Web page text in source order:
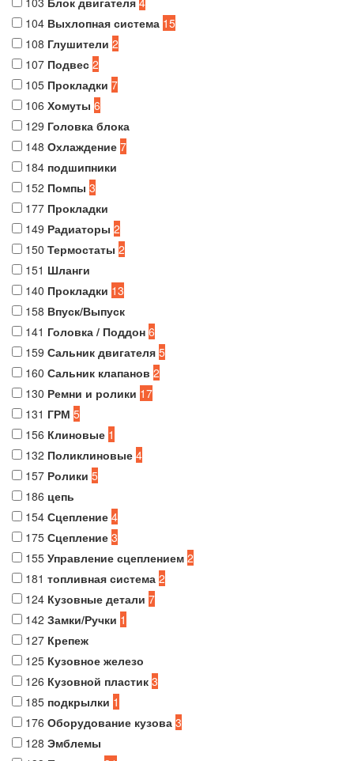
104 Выхлопная система 15
108 Глушители 2
107 Подвес 2
105 Прокладки 7
106 Хомуты 6
129 Головка блока
148 Охлаждение 7
184 подшипники
152 Помпы 3
177 Прокладки
149 Радиаторы 2
150 Термостаты 2
151 Шланги
140 Прокладки 13
158 Впуск/Выпуск
141 Головка / Поддон 6
159 Сальник двигателя 5
160 Сальник клапанов 2
130 Ремни и ролики 17
131 ГРМ 5
156 Клиновые 1
132 Поликлиновые 4
157 Ролики 5
186 цепь
154 Сцепление 4
175 Сцепление 3
155 Управление сцеплением 2
181 топливная система 2
124 Кузовные детали 7
142 Замки/Ручки 1
127 Крепеж
125 Кузовное железо
126 Кузовной пластик 3
185 подкрылки 1
176 Оборудование кузова 3
128 Эмблемы